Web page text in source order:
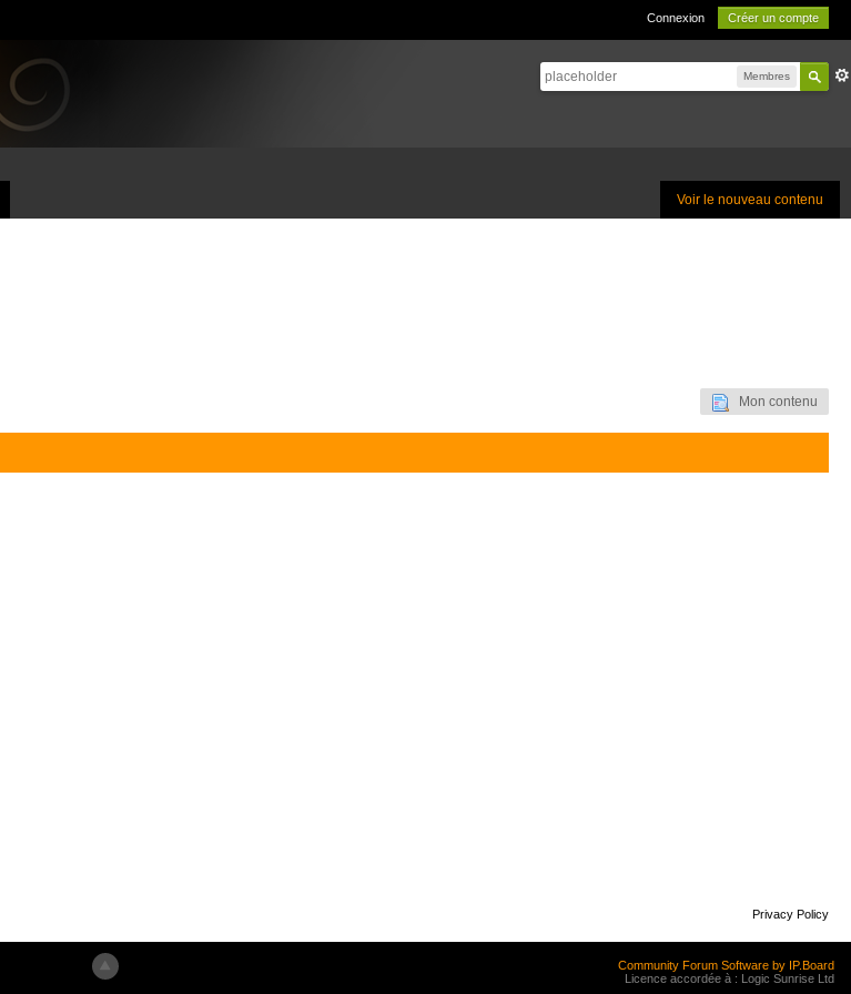
Connexion Créer un compte
Membres
Voir le nouveau contenu
Mon contenu
Privacy Policy
Community Forum Software by IP.Board
Licence accordée à : Logic Sunrise Ltd